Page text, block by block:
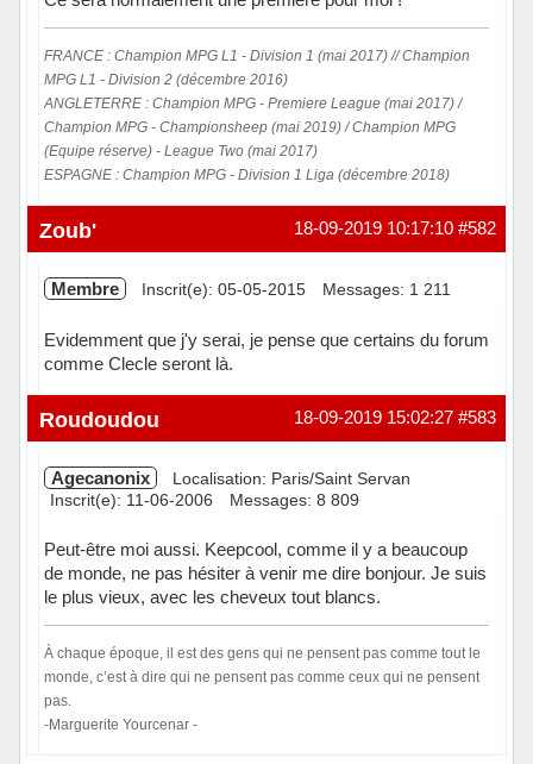
FRANCE : Champion MPG L1 - Division 1 (mai 2017) // Champion
MPG L1 - Division 2 (décembre 2016)
ANGLETERRE : Champion MPG - Premiere League (mai 2017) /
Champion MPG - Championsheep (mai 2019) / Champion MPG
(Equipe réserve) - League Two (mai 2017)
ESPAGNE : Champion MPG - Division 1 Liga (décembre 2018)
Hors ligne #582
18-09-2019 10:17:10
Zoub'
Membre Inscrit(e): 05-05-2015 Messages: 1 211
Evidemment que j'y serai, je pense que certains du forum
comme Clecle seront là.
Hors ligne #583
18-09-2019 15:02:27
Roudoudou
Agecanonix
Localisation: Paris/Saint Servan
Inscrit(e): 11-06-2006
Messages: 8 809
Peut-être moi aussi. Keepcool, comme il y a beaucoup
de monde, ne pas hésiter à venir me dire bonjour. Je suis
le plus vieux, avec les cheveux tout blancs.
À chaque époque, il est des gens qui ne pensent pas comme tout le
monde, c’est à dire qui ne pensent pas comme ceux qui ne pensent
pas.
-Marguerite Yourcenar -